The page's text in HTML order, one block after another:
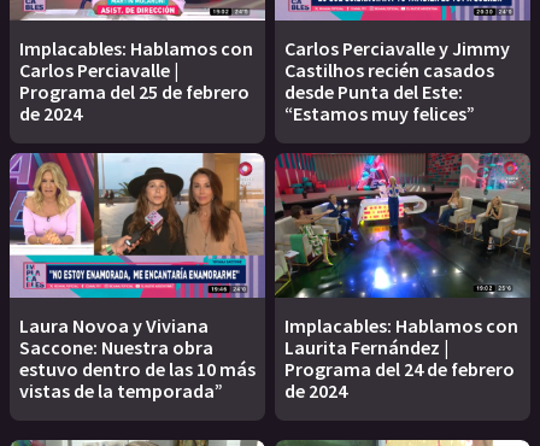
Implacables: Hablamos con
Carlos Perciavalle |
Programa del 25 de febrero
de 2024
Carlos Perciavalle y Jimmy
Castilhos recién casados
desde Punta del Este:
“Estamos muy felices”
Laura Novoa y Viviana
Saccone: Nuestra obra
estuvo dentro de las 10 más
vistas de la temporada”
Implacables: Hablamos con
Laurita Fernández |
Programa del 24 de febrero
de 2024